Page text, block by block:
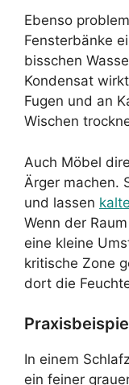
Ebenso
Fensterbänke
bisschen
Kondensat
Fugen und an
Wischen
Auch Möbel
Ärger machen.
und lassen
Wenn der
eine kleine
kritische Zone
dort die
In einem
ein feiner